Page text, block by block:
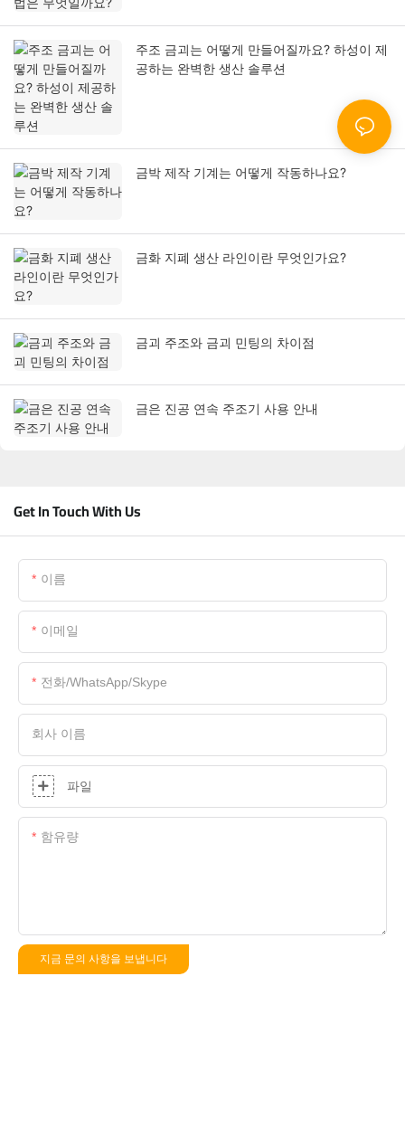
주조 금괴는 어떻게 만들어질까요? 하성이 제
공하는 완벽한 생산 솔루션
금박 제작 기계는 어떻게 작동하나요?
금화 지폐 생산 라인이란 무엇인가요?
금괴 주조와 금괴 민팅의 차이점
금은 진공 연속 주조기 사용 안내
Get In Touch With Us
이름
이메일
전화/WhatsApp/Skype
회사 이름
파일
함유량
지금 문의 사항을 보냅니다